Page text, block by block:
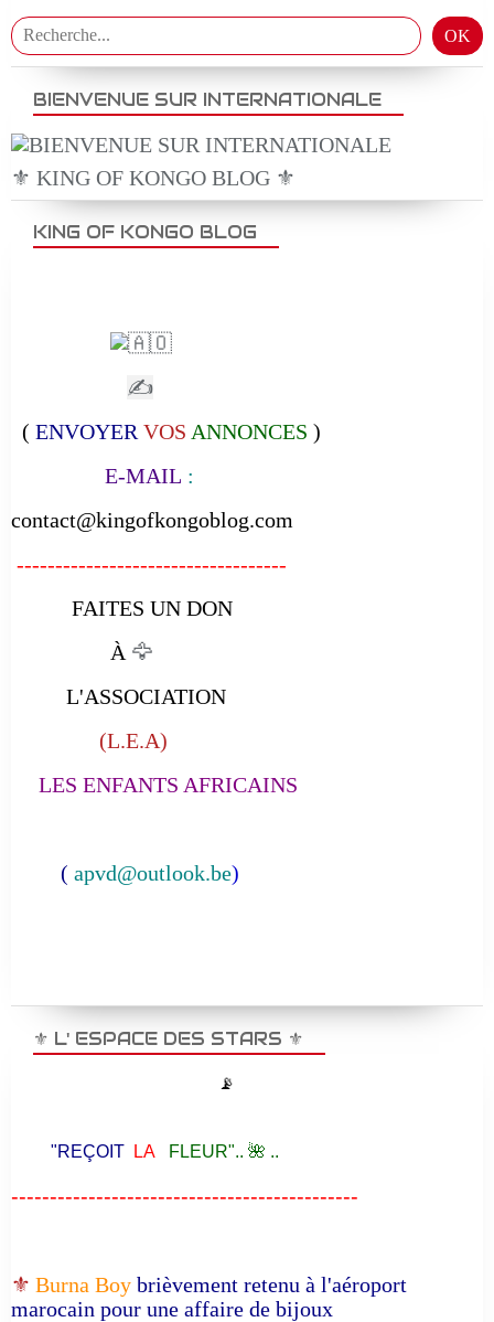
BIENVENUE SUR INTERNATIONALE
⚜️ KING OF KONGO BLOG ⚜️
KING OF KONGO BLOG
✍
( ENVOYER VOS ANNONCES )
E-MAIL :
contact@kingofkongoblog.com
-----------------------------------
FAITES UN DON
À 🦅
L'ASSOCIATION
(L.E.A)
LES ENFANTS AFRICAINS
( apvd@outlook.be)
⚜️ L' ESPACE DES STARS ⚜️
📡
"REÇOIT LA FLEUR".. 🌺 ..
---------------------------------------------
⚜️ Burna Boy brièvement retenu à l'aéroport
marocain pour une affaire de bijoux